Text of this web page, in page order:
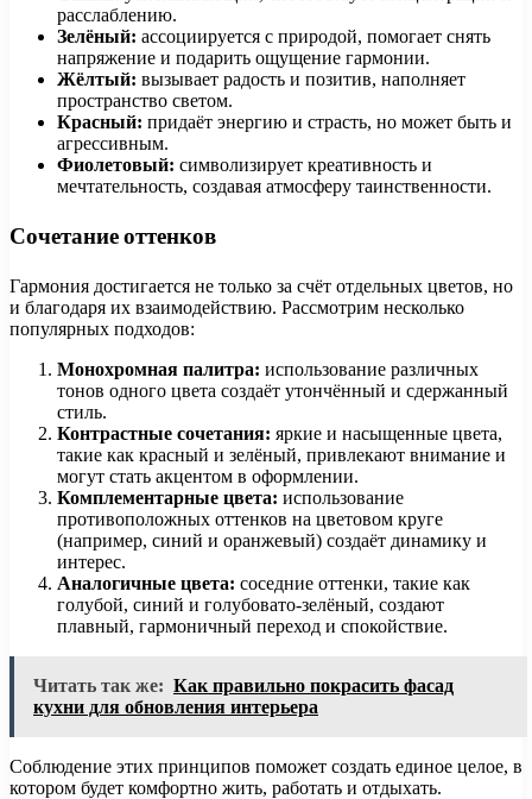
расслаблению.
Зелёный: ассоциируется с природой, помогает снять
напряжение и подарить ощущение гармонии.
Жёлтый: вызывает радость и позитив, наполняет
пространство светом.
Красный: придаёт энергию и страсть, но может быть и
агрессивным.
Фиолетовый: символизирует креативность и
мечтательность, создавая атмосферу таинственности.
Сочетание оттенков
Гармония достигается не только за счёт отдельных цветов, но
и благодаря их взаимодействию. Рассмотрим несколько
популярных подходов:
Монохромная палитра: использование различных
тонов одного цвета создаёт утончённый и сдержанный
стиль.
Контрастные сочетания: яркие и насыщенные цвета,
такие как красный и зелёный, привлекают внимание и
могут стать акцентом в оформлении.
Комплементарные цвета: использование
противоположных оттенков на цветовом круге
(например, синий и оранжевый) создаёт динамику и
интерес.
Аналогичные цвета: соседние оттенки, такие как
голубой, синий и голубовато-зелёный, создают
плавный, гармоничный переход и спокойствие.
Читать так же: Как правильно покрасить фасад
кухни для обновления интерьера
Соблюдение этих принципов поможет создать единое целое, в
котором будет комфортно жить, работать и отдыхать.